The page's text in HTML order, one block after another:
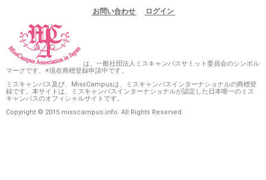
お問い合わせ ログイン
は、一般社団法人ミスキャンパスサミット委員会のシンボル
マークです。※現在商標登録申請中です。
ミスキャンパス及び、MissCampusは、ミスキャンパスインターナショナルの商標登
録です。本サイトは、ミスキャンパスインターナショナルが認定した日本唯一のミス
キャンパスのオフィシャルサイトです。
Copyright © 2015 misscampus.info. All Rights Reserved